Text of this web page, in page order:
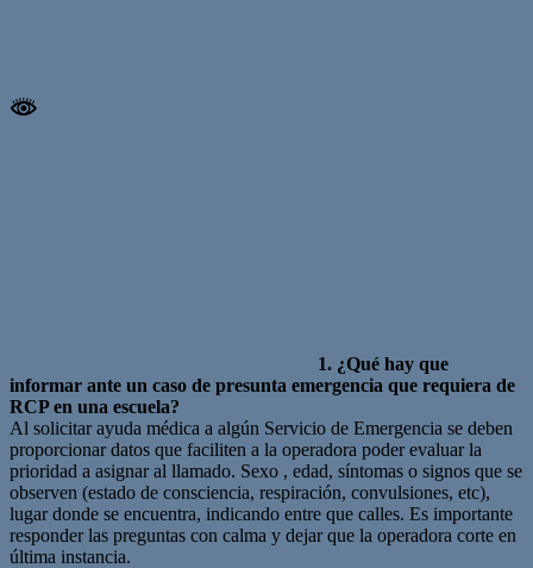
1. ¿Qué hay que
informar ante un caso de presunta emergencia que requiera de
RCP en una escuela?
Al solicitar ayuda médica a algún Servicio de Emergencia se deben
proporcionar datos que faciliten a la operadora poder evaluar la
prioridad a asignar al llamado. Sexo , edad, síntomas o signos que se
observen (estado de consciencia, respiración, convulsiones, etc),
lugar donde se encuentra, indicando entre que calles. Es importante
responder las preguntas con calma y dejar que la operadora corte en
última instancia.